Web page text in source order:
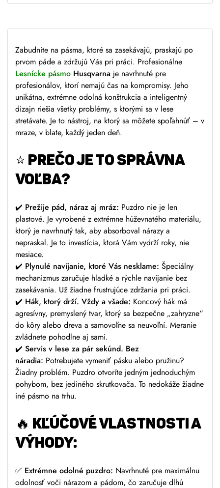
Zabudnite na pásma, ktoré sa zasekávajú, praskajú po
prvom páde a zdržujú Vás pri práci. Profesionálne
Lesnícke pásmo Husqvarna je navrhnuté pre
profesionálov, ktorí nemajú čas na kompromisy. Jeho
unikátna, extrémne odolná konštrukcia a inteligentný
dizajn riešia všetky problémy, s ktorými sa v lese
stretávate. Je to nástroj, na ktorý sa môžete spoľahnúť – v
mraze, v blate, každý jeden deň.
⭐PREČO JE TO SPRÁVNA
VOĽBA?
✔️ Prežije pád, náraz aj mráz: Puzdro nie je len
plastové. Je vyrobené z extrémne húževnatého materiálu,
ktorý je navrhnutý tak, aby absorboval nárazy a
nepraskal. Je to investícia, ktorá Vám vydrží roky, nie
mesiace.
✔️ Plynulé navíjanie, ktoré Vás nesklame: Špeciálny
mechanizmus zaručuje hladké a rýchle navíjanie bez
zasekávania. Už žiadne frustrujúce zdržania pri práci.
✔️ Hák, ktorý drží. Vždy a všade: Koncový hák má
agresívny, premyslený tvar, ktorý sa bezpečne „zahryzne“
do kôry alebo dreva a samovoľne sa neuvoľní. Meranie
zvládnete pohodlne aj sami.
✔️ Servis v lese za pár sekúnd. Bez
náradia: Potrebujete vymeniť pásku alebo pružinu?
Žiadny problém. Puzdro otvoríte jedným jednoduchým
pohybom, bez jediného skrutkovača. To nedokáže žiadne
iné pásmo na trhu.
🔥 KĽÚČOVÉ VLASTNOSTI A
VÝHODY:
✅ Extrémne odolné puzdro: Navrhnuté pre maximálnu
odolnosť voči nárazom a pádom, čo zaručuje dlhú